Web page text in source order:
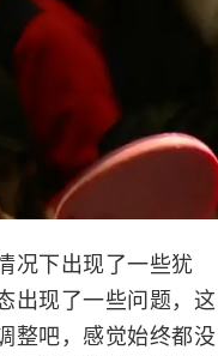
况下出现了一些犹
出现了一些问题，这
整吧，感觉始终都没